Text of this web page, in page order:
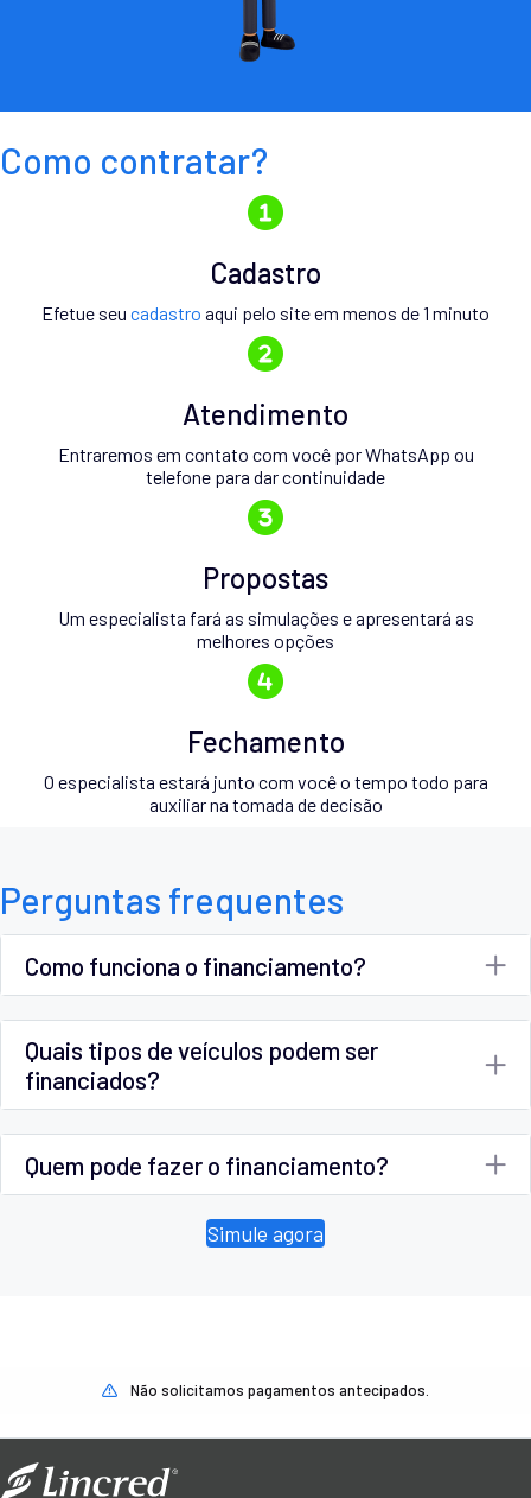
Como contratar?
Cadastro
Efetue seu cadastro aqui pelo site em menos de 1 minuto
Atendimento
Entraremos em contato com você por WhatsApp ou
telefone para dar continuidade
Propostas
Um especialista fará as simulações e apresentará as
melhores opções
Fechamento
O especialista estará junto com você o tempo todo para
auxiliar na tomada de decisão
Perguntas frequentes
Como funciona o financiamento?
Quais tipos de veículos podem ser
financiados?
Quem pode fazer o financiamento?
Simule agora
Não solicitamos pagamentos antecipados.